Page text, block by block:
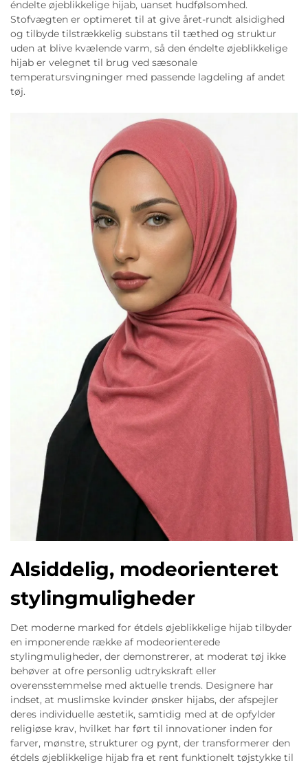
éndelte øjeblikkelige hijab, uanset hudfølsomhed.
Stofvægten er optimeret til at give året-rundt alsidighed
og tilbyde tilstrækkelig substans til tæthed og struktur
uden at blive kvælende varm, så den éndelte øjeblikkelige
hijab er velegnet til brug ved sæsonale
temperatursvingninger med passende lagdeling af andet
tøj.
Alsiddelig, modeorienteret
stylingmuligheder
Det moderne marked for étdels øjeblikkelige hijab tilbyder
en imponerende række af modeorienterede
stylingmuligheder, der demonstrerer, at moderat tøj ikke
behøver at ofre personlig udtrykskraft eller
overensstemmelse med aktuelle trends. Designere har
indset, at muslimske kvinder ønsker hijabs, der afspejler
deres individuelle æstetik, samtidig med at de opfylder
religiøse krav, hvilket har ført til innovationer inden for
farver, mønstre, strukturer og pynt, der transformerer den
étdels øjeblikkelige hijab fra et rent funktionelt tøjstykke til